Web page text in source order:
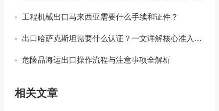
工程机械出口马来西亚需要什么手续和证件？
出口哈萨克斯坦需要什么认证？一文详解核心准入要求
危险品海运出口操作流程与注意事项全解析
相关文章